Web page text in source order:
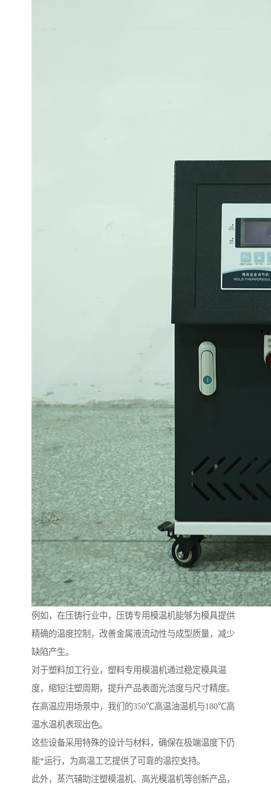
例如，在压铸行业中，压铸专用模温机能够为模具提供
精确的温度控制，改善金属液流动性与成型质量，减少
缺陷产生。
对于塑料加工行业，塑料专用模温机通过稳定模具温
度，缩短注塑周期，提升产品表面光洁度与尺寸精度。
在高温应用场景中，我们的350℃高温油温机与180℃高
温水温机表现出色。
这些设备采用特殊的设计与材料，确保在极端温度下仍
能*运行，为高温工艺提供了可靠的温控支持。
此外，蒸汽辅助注塑模温机、高光模温机等创新产品，